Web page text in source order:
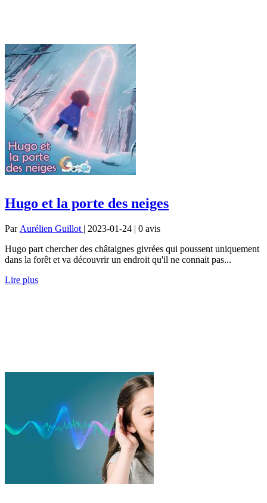
Hugo et la porte des neiges
Par Aurélien Guillot | 2023-01-24 | 0 avis
Hugo part chercher des châtaignes givrées qui poussent uniquement
dans la forêt et va découvrir un endroit qu'il ne connait pas...
Lire plus